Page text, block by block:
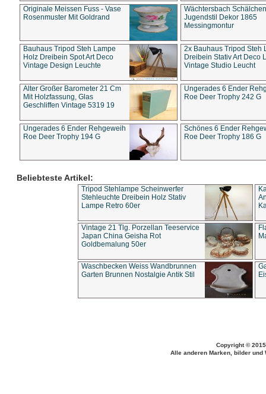
Originale Meissen Fuss - Vase
Rosenmuster Mit Goldrand
Wächtersbach Schälchen
Jugendstil Dekor 1865
Messingmontur
Bauhaus Tripod Steh Lampe
Holz Dreibein Spot Art Deco
Vintage Design Leuchte
2x Bauhaus Tripod Steh
Dreibein Stativ Art Deco
Vintage Studio Leucht
Alter Großer Barometer 21 Cm
Mit Holzfassung, Glas
Geschliffen Vintage 5319 19
Ungerades 6 Ender
Roe Deer Trophy 242 G
Ungerades 6 Ender Rehgeweih
Roe Deer Trophy 194 G
Schönes 6 Ender
Roe Deer Trophy 186 G
Beliebteste Artikel:
Tripod Stehlampe Scheinwerfer
Stehleuchte Dreibein Holz Stativ
Lampe Retro 60er
Vintage 21 Tlg. Porzellan Teeservice
Japan China Geisha Rot
Goldbemalung 50er
Waschbecken Weiss Wandbrunnen
Garten Brunnen Nostalgie Antik Stil
Copyright ©
Alle anderen Marken, bilder und